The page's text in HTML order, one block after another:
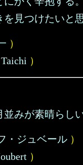
見つけたいと
）
）
並みが素晴らし
・ジュベール ）
）